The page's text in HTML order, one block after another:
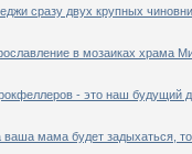
сразу двух крупных
в мозаиках храма
- это наш будущий
мама будет задыхаться,